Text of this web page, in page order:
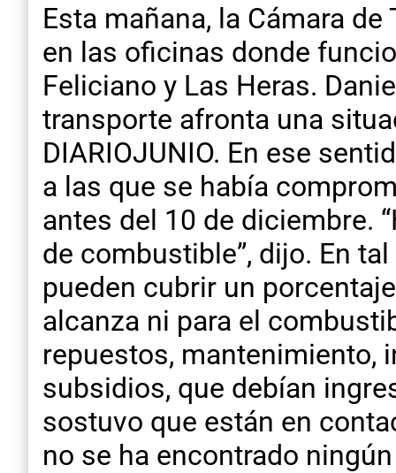
Esta mañana, la Cámara
en las oficinas donde
Feliciano y Las Heras.
transporte afronta una
DIARIOJUNIO. En ese
a las que se había
antes del 10 de diciembre.
de combustible”, dijo. En
pueden cubrir un
alcanza ni para el
repuestos, mantenimiento,
subsidios, que debían
sostuvo que están en
no se ha encontrado